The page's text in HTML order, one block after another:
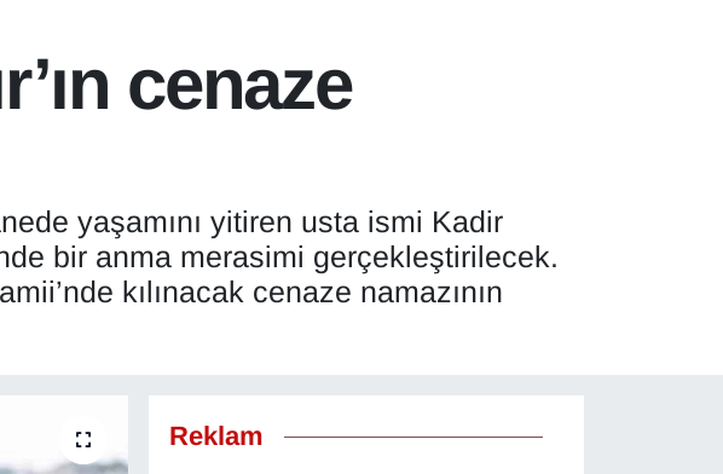
cenaze
yaşamını yitiren usta ismi Kadir
bir anma merasimi gerçekleştirilecek.
kılınacak cenaze namazının
Reklam